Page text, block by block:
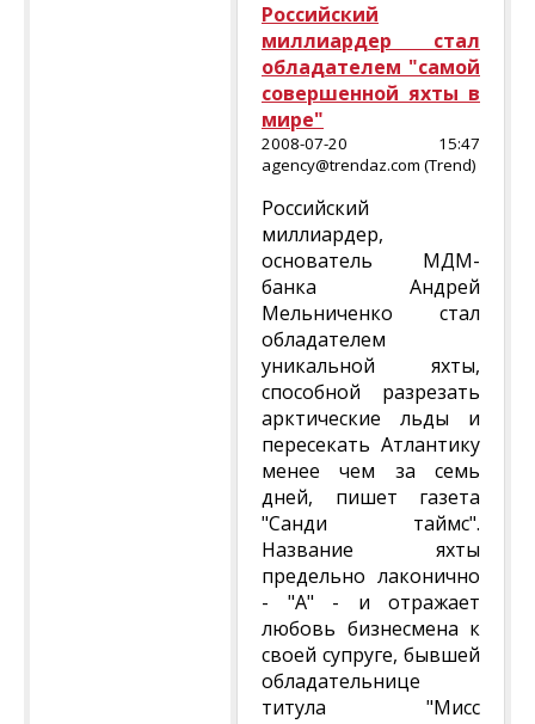
Российский
миллиардер стал
обладателем "самой
совершенной яхты в
мире"
2008-07-20 15:47
agency@trendaz.com (Trend)
Российский
миллиардер,
основатель МДМ-
банка Андрей
Мельниченко стал
обладателем
уникальной яхты,
способной разрезать
арктические льды и
пересекать Атлантику
менее чем за семь
дней, пишет газета
"Санди таймс".
Название яхты
предельно лаконично
- "А" - и отражает
любовь бизнесмена к
своей супруге, бывшей
обладательнице
титула "Мисс